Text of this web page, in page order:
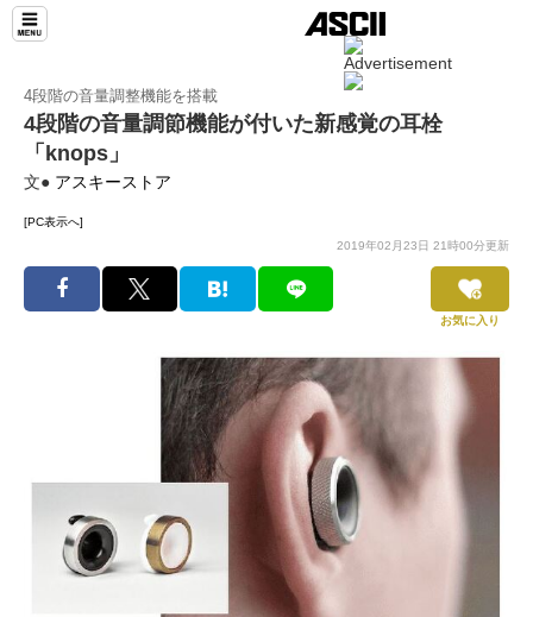
4段階の音量調整機能を搭載
4段階の音量調節機能が付いた新感覚の耳栓
「knops」
文● アスキーストア
[PC表示へ]
2019年02月23日 21時00分更新
お気に入り